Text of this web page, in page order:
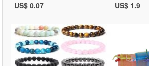
US$ 0.07 US$ 1.9